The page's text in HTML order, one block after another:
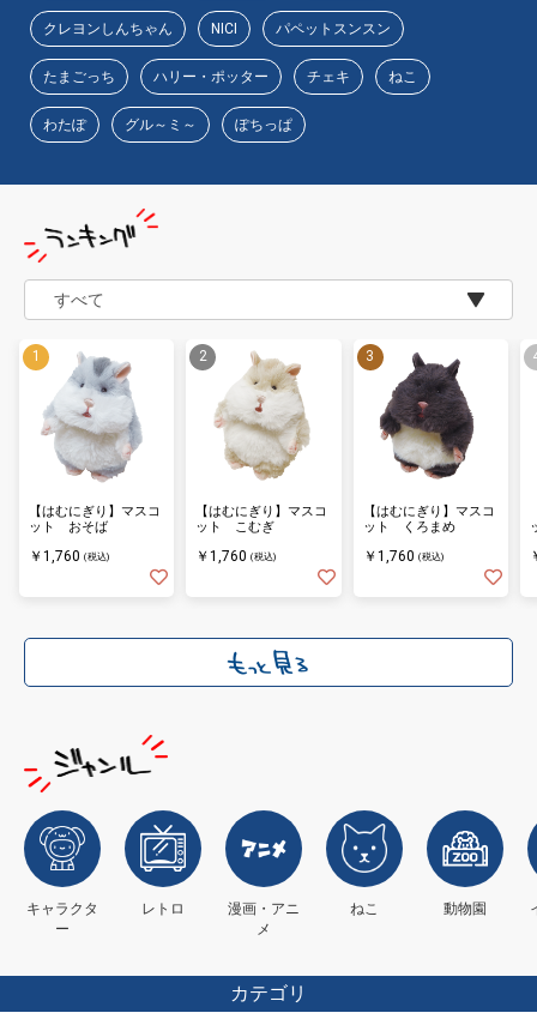
クレヨンしんちゃん NICI パペットスンスン
たまごっち ハリー・ポッター チェキ ねこ
わたぽ グル～ミ～ ぽちっぱ
【はむにぎり】マスコ
ット おそば
￥1,760 (税込)
【はむにぎり】マスコ
ット こむぎ
￥1,760 (税込)
【はむにぎり】マスコ
ット くろまめ
￥1,760 (税込)
キャラクタ
ー
レトロ
漫画・アニ
メ
ねこ 動物園
カテゴリ